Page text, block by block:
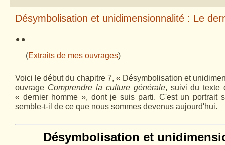
Désymbolisation et unidimensionnalité : Le
¨(Extraits de mes ouvrages)
Voici le début du chapitre 7, « Désymbolisation et
ouvrage Comprendre la culture générale, suivi du texte
« dernier homme », dont je suis parti. C'est un portrait
semble-t-il de ce que nous sommes devenus aujourd'hui.
Désymbolisation et